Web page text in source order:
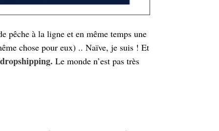
pêche à la ligne et en même temps une
chose pour eux) .. Naïve, je suis ! Et
Le monde n’est pas très